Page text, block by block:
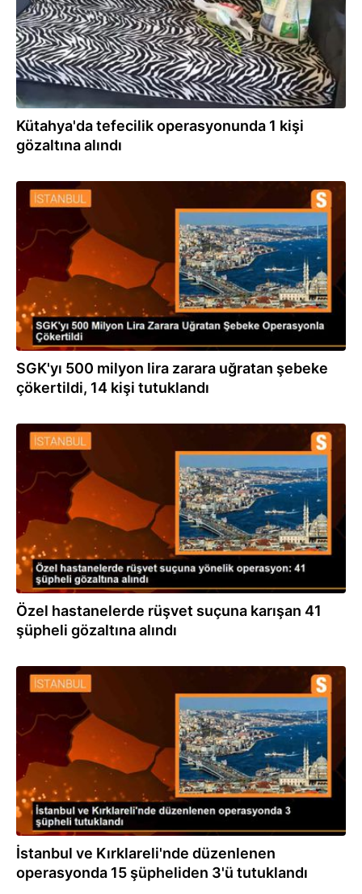
Kütahya'da tefecilik operasyonunda 1 kişi
gözaltına alındı
30.04.2024
SGK'yı 500 milyon lira zarara uğratan şebeke
çökertildi, 14 kişi tutuklandı
27.04.2024
Özel hastanelerde rüşvet suçuna karışan 41
şüpheli gözaltına alındı
27.03.2024
İstanbul ve Kırklareli'nde düzenlenen
operasyonda 15 şüpheliden 3'ü tutuklandı